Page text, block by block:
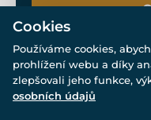
© Všechna práva
Cookies
Používáme cookies,
prohlížení webu a díky
zlepšovali jeho funkce,
osobních údajů